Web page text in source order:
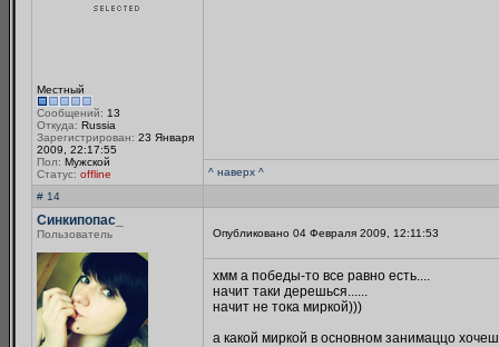
Местный
Сообщений: 13
Откуда: Russia
Зарегистрирован: 23 Января
2009, 22:17:55
Пол: Мужской
Статус: offline
^ наверх ^
# 14
Синкипопас_
Пользователь Опубликовано 04 Февраля 2009, 12:11:53
хмм а победы-то все равно есть....
начит таки дерешься......
начит не тока миркой)))
а какой миркой в основном занимаццо